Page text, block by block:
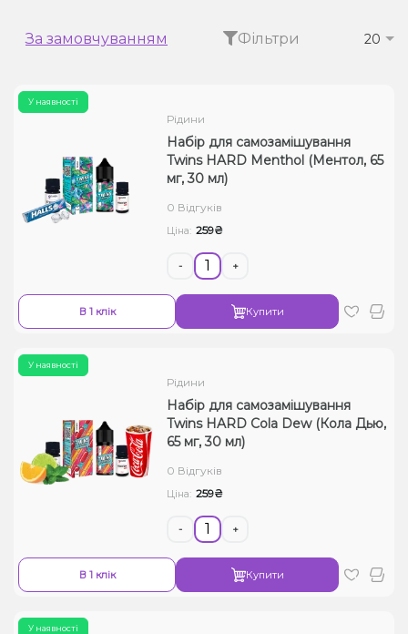
Уцінка
За замовчуванням Фільтри 20
У наявності
Рідини
Набір для самозамішування
Twins HARD Menthol (Ментол, 65
мг, 30 мл)
0 Відгуків
Ціна: 259₴
- +
В 1 клік Купити
У наявності
Рідини
Набір для самозамішування
Twins HARD Cola Dew (Кола Дью,
65 мг, 30 мл)
0 Відгуків
Ціна: 259₴
- +
В 1 клік Купити
У наявності